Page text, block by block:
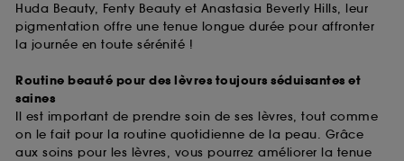
Huda Beauty, Fenty Beauty et Anastasia Beverly Hills, leur
pigmentation offre une tenue longue durée pour affronter
la journée en toute sérénité !
Routine beauté pour des lèvres toujours séduisantes et
saines
Il est important de prendre soin de ses lèvres, tout comme
on le fait pour la routine quotidienne de la peau. Grâce
aux soins pour les lèvres, vous pourrez améliorer la tenue